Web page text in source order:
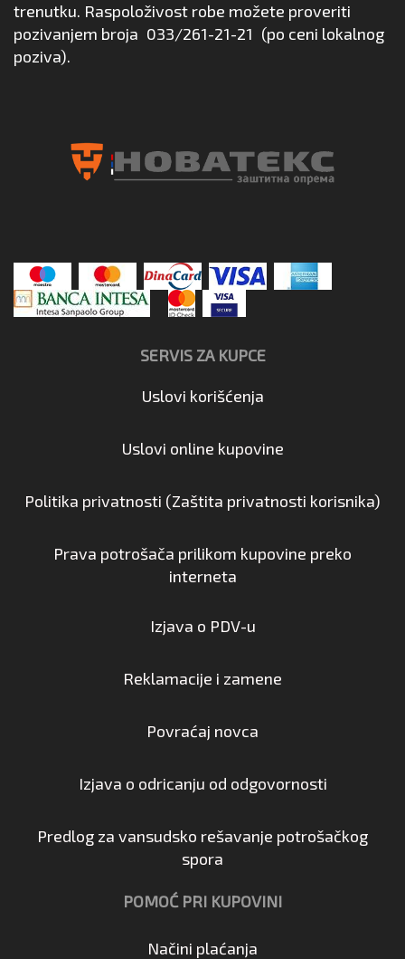
trenutku. Raspoloživost robe možete proveriti
pozivanjem broja 033/261-21-21 (po ceni lokalnog
poziva).
SERVIS ZA KUPCE
Uslovi korišćenja
Uslovi online kupovine
Politika privatnosti (Zaštita privatnosti korisnika)
Prava potrošača prilikom kupovine preko
interneta
Izjava o PDV-u
Reklamacije i zamene
Povraćaj novca
Izjava o odricanju od odgovornosti
Predlog za vansudsko rešavanje potrošačkog
spora
POMOĆ PRI KUPOVINI
Načini plaćanja